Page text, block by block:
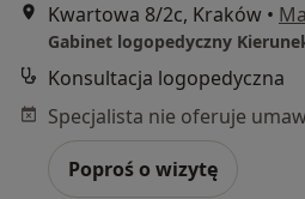
Kwartowa 8/2c, Kraków •
Gabinet logopedyczny
Konsultacja logopedyczna
Poproś o wizytę